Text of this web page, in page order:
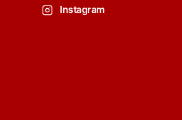
Instagram